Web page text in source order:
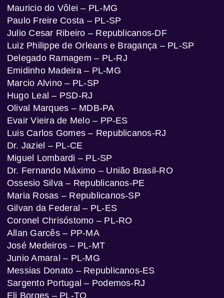
Mauricio do Vôlei – PL-MG
Paulo Freire Costa – PL-SP
Julio Cesar Ribeiro – Republicanos-DF
Luiz Philippe de Orleans e Bragança – PL-SP
Delegado Ramagem – PL-RJ
Emidinho Madeira – PL-MG
Marcio Alvino – PL-SP
Hugo Leal – PSD-RJ
Olival Marques – MDB-PA
Evair Vieira de Melo – PP-ES
Luis Carlos Gomes – Republicanos-RJ
Dr. Jaziel – PL-CE
Miguel Lombardi – PL-SP
Dr. Fernando Máximo – União Brasil-RO
Ossesio Silva – Republicanos-PE
Maria Rosas – Republicanos-SP
Gilvan da Federal – PL-ES
Coronel Chrisóstomo – PL-RO
Allan Garcês – PP-MA
José Medeiros – PL-MT
Junio Amaral – PL-MG
Messias Donato – Republicanos-ES
Sargento Portugal – Podemos-RJ
Eli Borges – PL-TO